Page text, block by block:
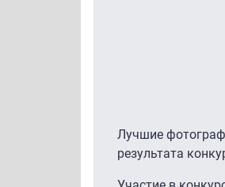
Лучшие
результата